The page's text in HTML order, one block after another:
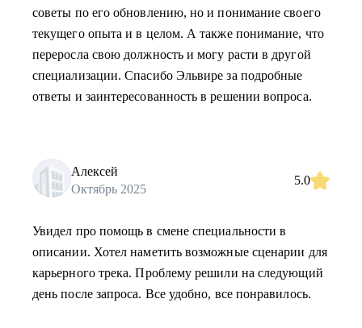
советы по его обновлению, но и понимание своего
текущего опыта и в целом. А также понимание, что
переросла свою должность и могу расти в другой
специализации. Спасибо Эльвире за подробные
ответы и заинтересованность в решении вопроса.
Алексей
Октябрь 2025
5.0
Увидел про помощь в смене специальности в
описании. Хотел наметить возможные сценарии для
карьерного трека. Проблему решили на следующий
день после запроса. Все удобно, все понравилось.